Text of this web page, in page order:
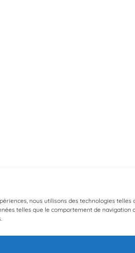
nous utilisons des technologies
telles que le comportement de